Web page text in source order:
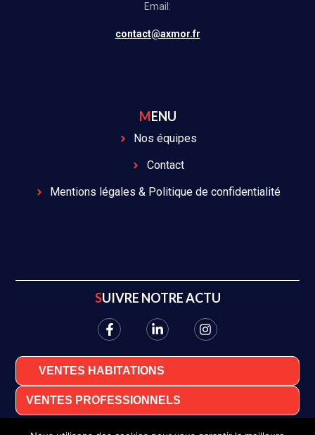
Email:
contact@axmor.fr
MENU
Nos équipes
Contact
Mentions légales & Politique de confidentialité
SUIVRE NOTRE ACTU
VENTES HABITATIONS
VENTES PROFESSIONNELS